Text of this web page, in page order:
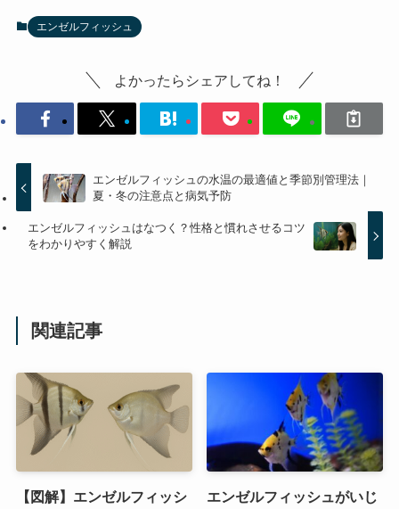
エンゼルフィッシュ
よかったらシェアしてね！
エンゼルフィッシュの水温の最適値と季節別管理法｜
夏・冬の注意点と病気予防
エンゼルフィッシュはなつく？性格と慣れさせるコツ
をわかりやすく解説
関連記事
【図解】エンゼルフィッシ
エンゼルフィッシュがいじ